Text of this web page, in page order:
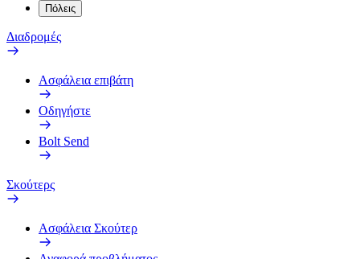
Πόλεις
Διαδρομές
Ασφάλεια επιβάτη
Οδηγήστε
Bolt Send
Σκούτερς
Ασφάλεια Σκούτερ